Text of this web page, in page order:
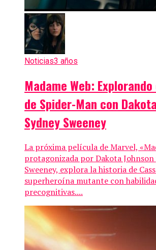
Noticias3 años
Madame Web:
de Spider-Man con
Sydney Sweeney
La próxima película de Marvel,
protagonizada por Dakota Johnson
Sweeney, explora la historia de
superheroína mutante con
precognitivas....